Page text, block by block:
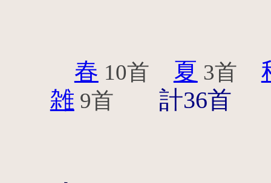
春 10首 夏 3首
雑 9首 計36首